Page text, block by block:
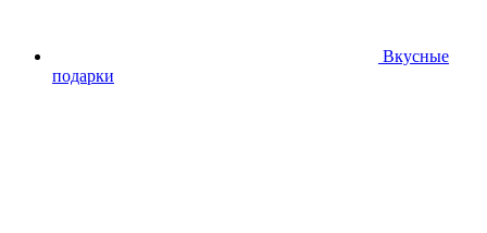
Вкусные
подарки